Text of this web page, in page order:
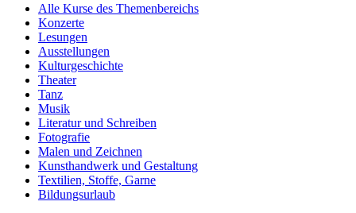
Alle Kurse des Themenbereichs
Konzerte
Lesungen
Ausstellungen
Kulturgeschichte
Theater
Tanz
Musik
Literatur und Schreiben
Fotografie
Malen und Zeichnen
Kunsthandwerk und Gestaltung
Textilien, Stoffe, Garne
Bildungsurlaub